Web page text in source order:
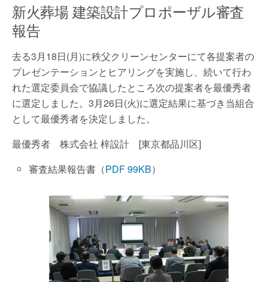
新火葬場 建築設計プロポーザル審査
報告
去る3月18日(月)に秩父クリーンセンターにて各提案者の
プレゼンテーションとヒアリングを実施し、続いて行わ
れた選定委員会で協議したところ次の提案者を最優秀者
に選定しました。3月26日(火)に選定結果に基づき当組合
として最優秀者を決定しました。
最優秀者 株式会社 梓設計 [東京都品川区]
審査結果報告書（PDF 99KB）